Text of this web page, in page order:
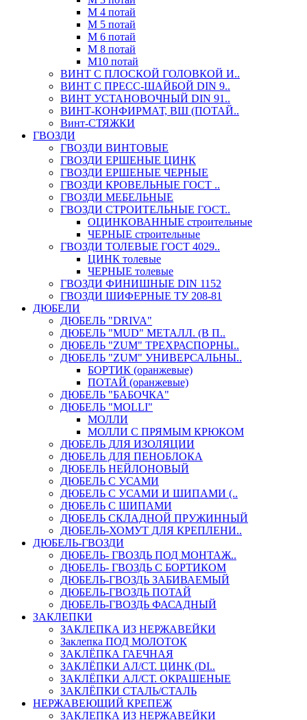
М 4 потай
М 5 потай
М 6 потай
М 8 потай
М10 потай
ВИНТ С ПЛОСКОЙ ГОЛОВКОЙ И..
ВИНТ С ПРЕСС-ШАЙБОЙ DIN 9..
ВИНТ УСТАНОВОЧНЫЙ DIN 91..
ВИНТ-КОНФИРМАТ, ВШ (ПОТАЙ..
Винт-СТЯЖКИ
ГВОЗДИ
ГВОЗДИ ВИНТОВЫЕ
ГВОЗДИ ЕРШЕНЫЕ ЦИНК
ГВОЗДИ ЕРШЕНЫЕ ЧЕРНЫЕ
ГВОЗДИ КРОВЕЛЬНЫЕ ГОСТ ..
ГВОЗДИ МЕБЕЛЬНЫЕ
ГВОЗДИ СТРОИТЕЛЬНЫЕ ГОСТ..
ОЦИНКОВАННЫЕ строительные
ЧЕРНЫЕ строительные
ГВОЗДИ ТОЛЕВЫЕ ГОСТ 4029..
ЦИНК толевые
ЧЕРНЫЕ толевые
ГВОЗДИ ФИНИШНЫЕ DIN 1152
ГВОЗДИ ШИФЕРНЫЕ ТУ 208-81
ДЮБЕЛИ
ДЮБЕЛЬ "DRIVA"
ДЮБЕЛЬ "MUD" МЕТАЛЛ. (В П..
ДЮБЕЛЬ "ZUM" ТРЕХРАСПОРНЫ..
ДЮБЕЛЬ "ZUM" УНИВЕРСАЛЬНЫ..
БОРТИК (оранжевые)
ПОТАЙ (оранжевые)
ДЮБЕЛЬ "БАБОЧКА"
ДЮБЕЛЬ "МOLLI"
МОЛЛИ
МОЛЛИ С ПРЯМЫМ КРЮКОМ
ДЮБЕЛЬ ДЛЯ ИЗОЛЯЦИИ
ДЮБЕЛЬ ДЛЯ ПЕНОБЛОКА
ДЮБЕЛЬ НЕЙЛОНОВЫЙ
ДЮБЕЛЬ С УСАМИ
ДЮБЕЛЬ С УСАМИ И ШИПАМИ (..
ДЮБЕЛЬ С ШИПАМИ
ДЮБЕЛЬ СКЛАДНОЙ ПРУЖИННЫЙ
ДЮБЕЛЬ-ХОМУТ ДЛЯ КРЕПЛЕНИ..
ДЮБЕЛЬ-ГВОЗДИ
ДЮБЕЛЬ- ГВОЗДЬ ПОД МОНТАЖ..
ДЮБЕЛЬ- ГВОЗДЬ С БОРТИКОМ
ДЮБЕЛЬ-ГВОЗДЬ ЗАБИВАЕМЫЙ
ДЮБЕЛЬ-ГВОЗДЬ ПОТАЙ
ДЮБЕЛЬ-ГВОЗДЬ ФАСАДНЫЙ
ЗАКЛЕПКИ
ЗАКЛЕПКА ИЗ НЕРЖАВЕЙКИ
Заклепка ПОД МОЛОТОК
ЗАКЛЁПКА ГАЕЧНАЯ
ЗАКЛЁПКИ АЛ/СТ. ЦИНК (DI..
ЗАКЛЁПКИ АЛ/СТ. ОКРАШЕНЫЕ
ЗАКЛЁПКИ СТАЛЬ/СТАЛЬ
НЕРЖАВЕЮЩИЙ КРЕПЕЖ
ЗАКЛЕПКА ИЗ НЕРЖАВЕЙКИ